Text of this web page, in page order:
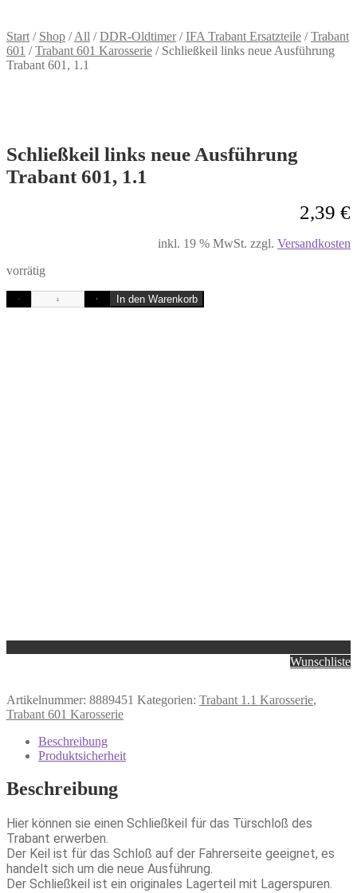
Start / Shop /All /DDR-Oldtimer/IFA Trabant Ersatzteile /Trabant
601 /Trabant 601 Karosserie / Schließkeil links neue Ausführung
Trabant 601, 1.1
Schließkeil links neue Ausführung
Trabant 601, 1.1
2,39 €
inkl. 19 % MwSt. zzgl. Versandkosten
vorrätig
- + In den Warenkorb
Wunschliste
Artikelnummer: 8889451 Kategorien: Trabant 1.1 Karosserie,
Trabant 601 Karosserie
Beschreibung
Produktsicherheit
Beschreibung
Hier können sie einen Schließkeil für das Türschloß des
Trabant erwerben.
Der Keil ist für das Schloß auf der Fahrerseite geeignet, es
handelt sich um die neue Ausführung.
Der Schließkeil ist ein originales Lagerteil mit Lagerspuren.